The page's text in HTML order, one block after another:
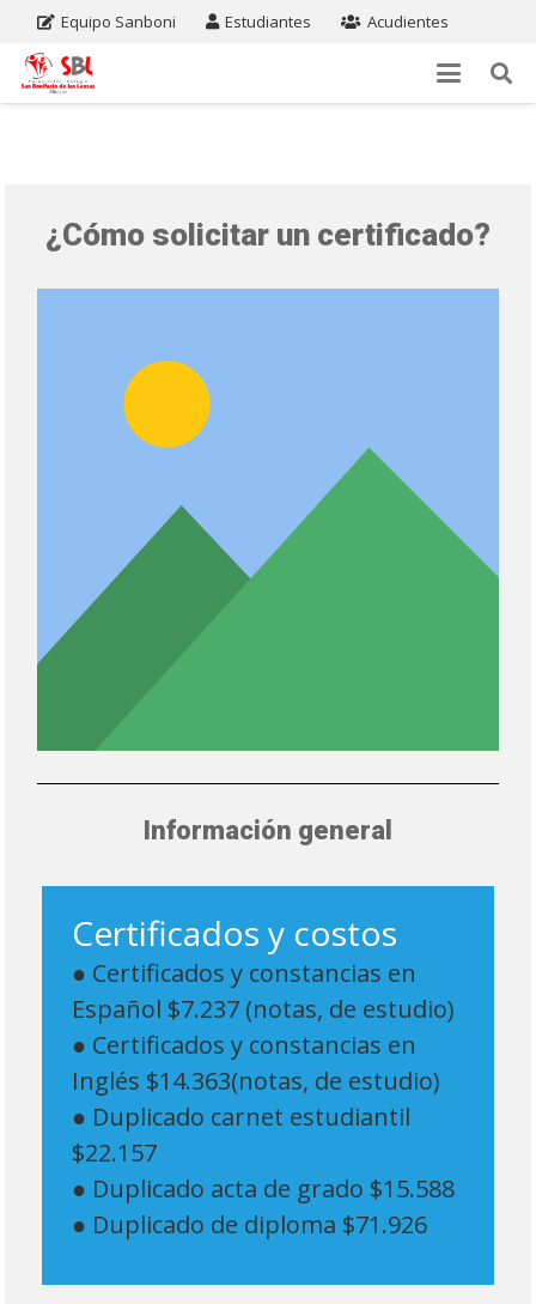
Equipo Sanboni Estudiantes Acudientes
¿Cómo solicitar un certificado?
Información general
Certificados y costos
● Certificados y constancias en
Español $7.237 (notas, de estudio)
● Certificados y constancias en
Inglés $14.363(notas, de estudio)
● Duplicado carnet estudiantil
$22.157
● Duplicado acta de grado $15.588
● Duplicado de diploma $71.926